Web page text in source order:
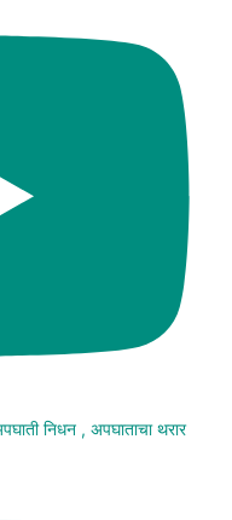
निधन , अपघाताचा थरार